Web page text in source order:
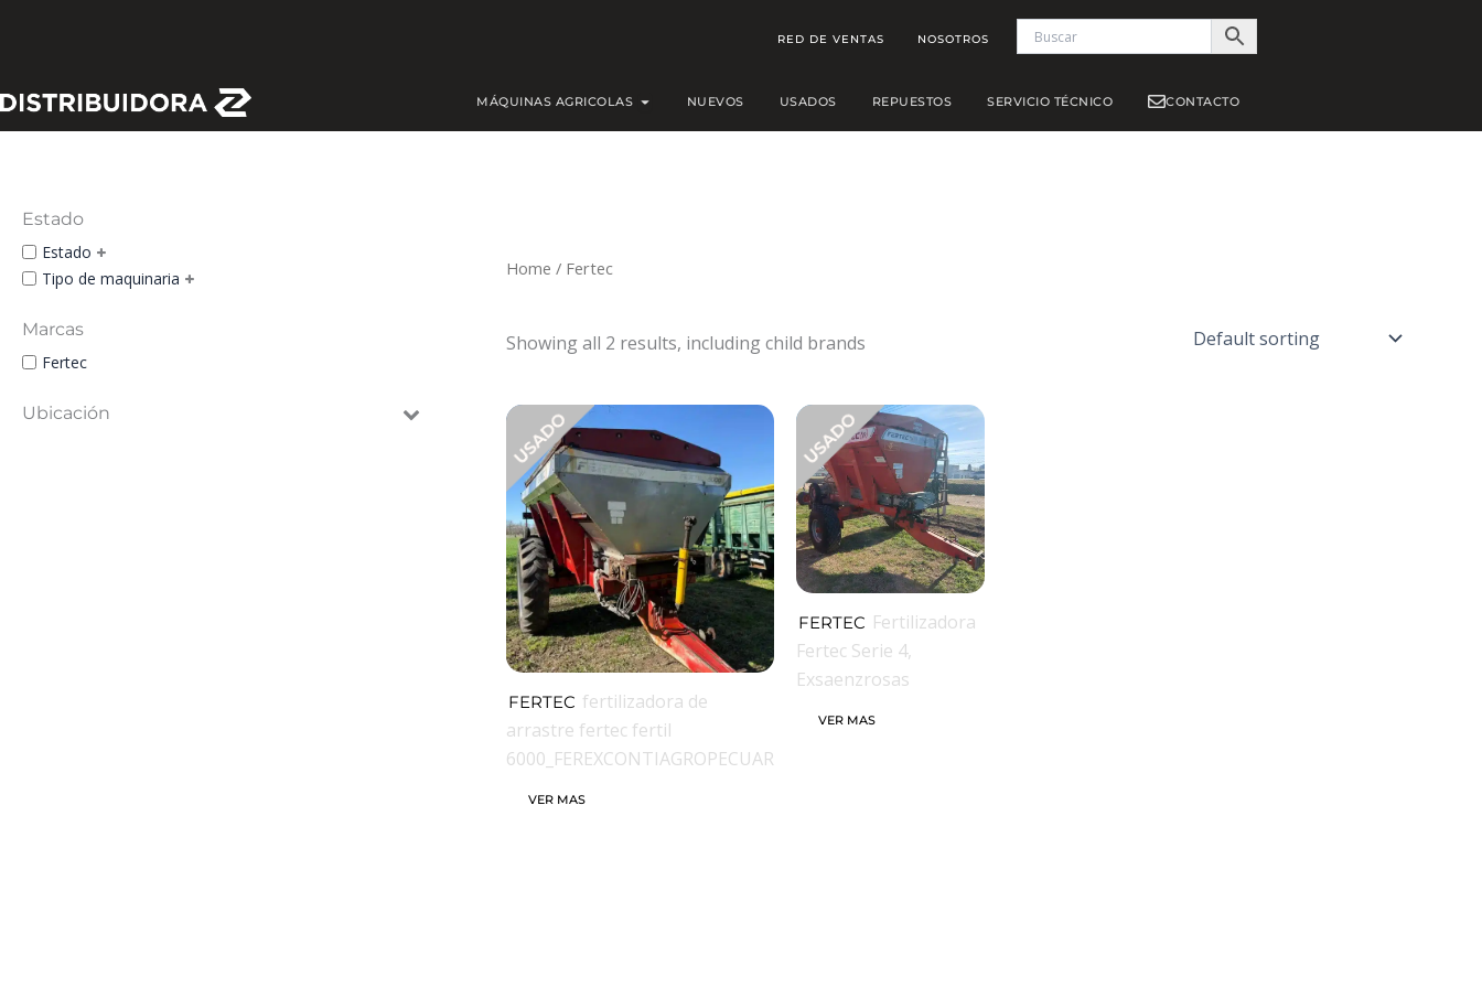
RED DE VENTAS NOSOTROS
MÁQUINAS AGRICOLAS Open MÁQUINAS AGRICOLAS
NUEVOS USADOS REPUESTOS SERVICIO TÉCNICO CONTACTO
Estado
Estado
Tipo de maquinaria
Marcas
Fertec
Ubicación
Home / Fertec
Showing all 2 results, including child brands
FERTEC fertilizadora de
arrastre fertec fertil
6000_FEREXCONTIAGROPECUAR
VER MAS
FERTEC Fertilizadora
Fertec Serie 4,
Exsaenzrosas
VER MAS